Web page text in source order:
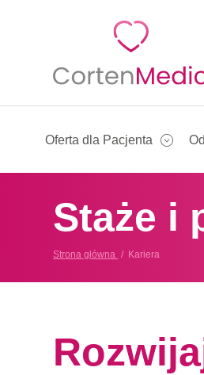
Oferta dla Pacjenta
Staże i
Strona główna Kariera